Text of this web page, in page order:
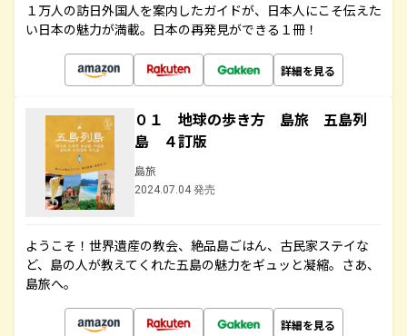
１万人の訪日外国人を案内したガイドが、日本人にこそ伝えた
い日本の魅力が満載。日本の再発見ができる１冊！
詳細を見る
０１ 地球の歩き方 島旅 五島列
島 ４訂版
島旅
2024.07.04 発売
ようこそ！世界遺産の教会、絶品島ごはん、古民家ステイな
ど、島の人が教えてくれた五島の魅力をギュッと凝縮。さあ、
島旅へ。
詳細を見る